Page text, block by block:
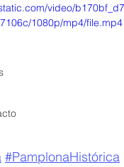
video/
1080p/mp4/file.mp4
#PamplonaHistórica